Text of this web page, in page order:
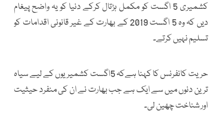
کشمیری 5 اگست کو مکمل ہڑتال کرکے دنیا کو یہ واضح پیغام
دیں کہ وہ 5 اگست 2019 کے بھارت کے غیر قانونی اقدامات کو
تسلیم نہیں کرتے۔
حریت کانفرنس کا کہنا ہےکہ 5اگست کشمیریوں کے لیے سیاہ
ترین دنوں میں سے ایک ہے جب بھارت نے ان کی منفرد حیثیت
اور شناخت چھین لی۔